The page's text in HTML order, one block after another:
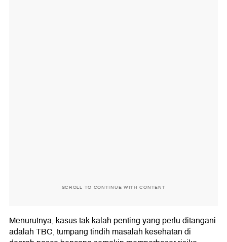
SCROLL TO CONTINUE WITH CONTENT
Menurutnya, kasus tak kalah penting yang perlu ditangani
adalah TBC, tumpang tindih masalah kesehatan di